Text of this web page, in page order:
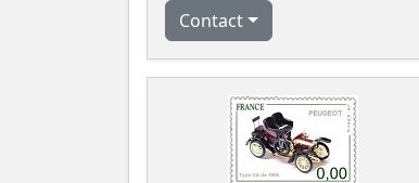
Contact